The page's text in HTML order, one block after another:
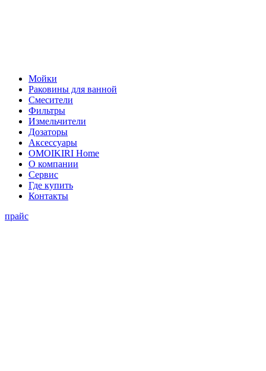
Мойки
Раковины для ванной
Смесители
Фильтры
Измельчители
Дозаторы
Аксессуары
OMOIKIRI Home
О компании
Сервис
Где купить
Контакты
прайс